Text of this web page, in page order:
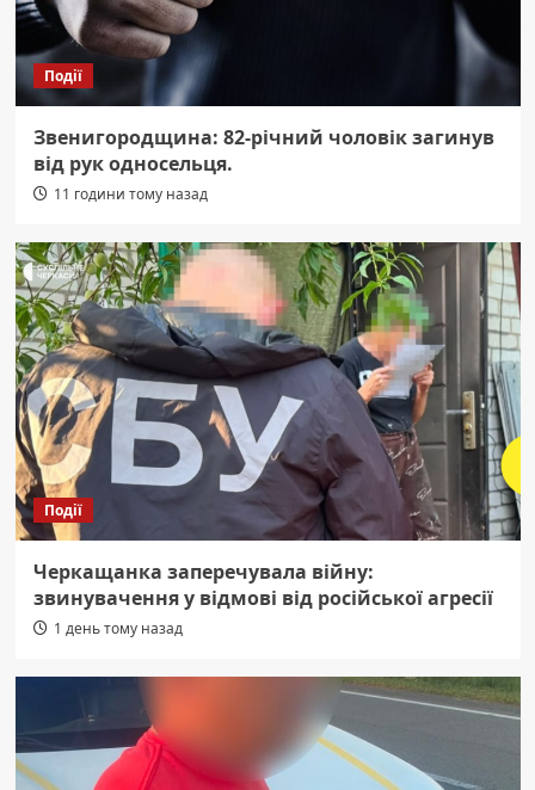
Події
Звенигородщина: 82-річний чоловік загинув
від рук односельця.
11 години тому назад
Події
Черкащанка заперечувала війну:
звинувачення у відмові від російської агресії
1 день тому назад